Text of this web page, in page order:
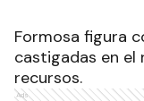
Formosa figura
castigadas en
recursos.
Ads